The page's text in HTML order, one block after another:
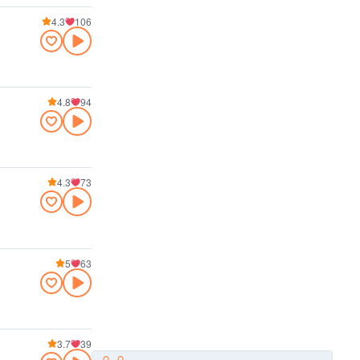
4.3 106
4.8 94
4.3 73
5 63
3.7 39